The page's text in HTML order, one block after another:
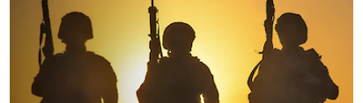
ОСТАННІ НОВИНИ
Виплати пенсіонерам та людям з